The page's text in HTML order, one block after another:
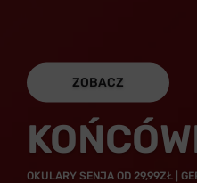
ZOBACZ
OKULARY SENJA OD 29,99ZŁ |